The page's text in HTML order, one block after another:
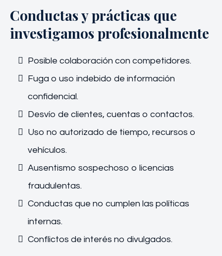
Conductas y prácticas que
investigamos profesionalmente
Posible colaboración con competidores.
Fuga o uso indebido de información
confidencial.
Desvío de clientes, cuentas o contactos.
Uso no autorizado de tiempo, recursos o
vehículos.
Ausentismo sospechoso o licencias
fraudulentas.
Conductas que no cumplen las políticas
internas.
Conflictos de interés no divulgados.